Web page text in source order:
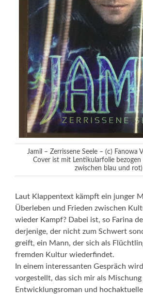
Jamil – Zerrissene Seele – (c) Fanowa
Cover ist mit Lentikularfolie
zwischen blau und rot)
Laut Klappentext kämpft ein junger
Überleben und Frieden zwischen
wieder Kampf? Dabei ist, so Farina
derjenige, der nicht zum Schwert
greift, ein Mann, der sich als
fremden Kultur wiederfindet.
In einem interessanten Gespräch
vorgestellt, das sich mir als Mischung
Entwicklungsroman und